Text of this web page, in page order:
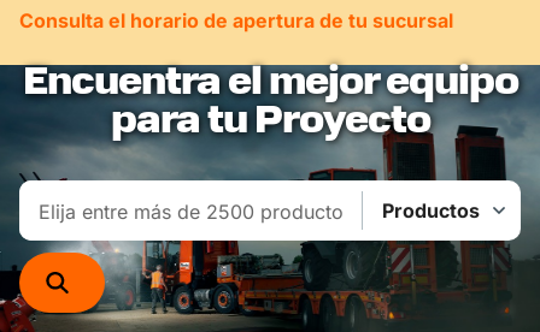
Consulta el horario de apertura de tu sucursal
Encuentra el mejor equipo
para tu Proyecto